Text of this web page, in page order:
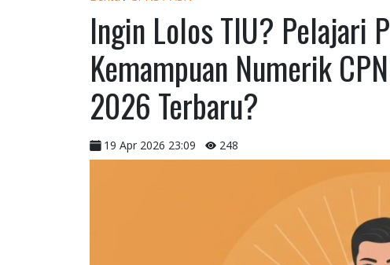
Ingin Lolos TIU? Pelajari
Kemampuan Numerik
2026 Terbaru?
19 Apr 2026 23:09 248